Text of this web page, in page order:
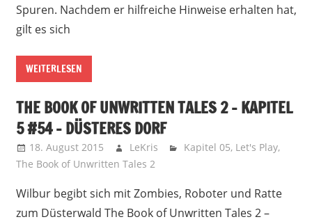
Spuren. Nachdem er hilfreiche Hinweise erhalten hat,
gilt es sich
WEITERLESEN
THE BOOK OF UNWRITTEN TALES 2 – KAPITEL
5 #54 – DÜSTERES DORF
18. August 2015 LeKris Kapitel 05, Let's Play,
The Book of Unwritten Tales 2
Wilbur begibt sich mit Zombies, Roboter und Ratte
zum Düsterwald The Book of Unwritten Tales 2 –